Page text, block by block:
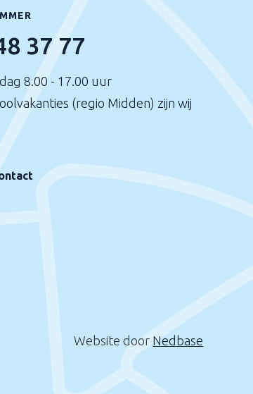
37 77
8.00 - 17.00 uur
(regio Midden) zijn wij
Website door Nedbase